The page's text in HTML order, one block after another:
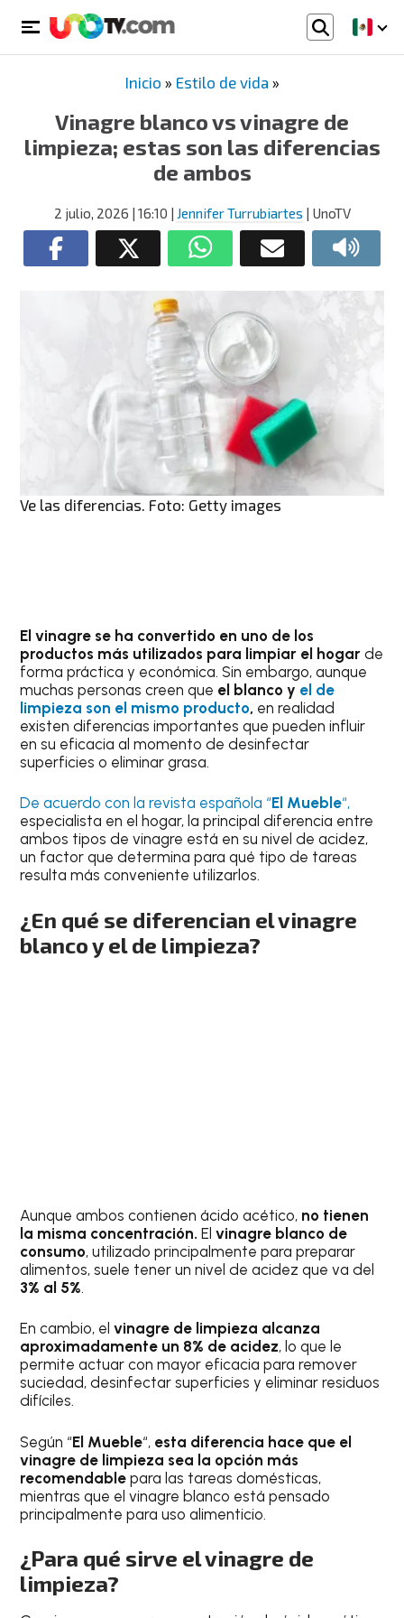
Inicio » Estilo de vida »
Vinagre blanco vs vinagre de
limpieza; estas son las diferencias
de ambos
2 julio, 2026 | 16:10 | Jennifer Turrubiartes | UnoTV
Ve las diferencias. Foto: Getty images
El vinagre se ha convertido en uno de los
productos más utilizados para limpiar el hogarde
forma práctica y económica. Sin embargo, aunque
muchas personas creen que el blanco y el de
limpieza son el mismo producto, en realidad
existen diferencias importantes que pueden influir
en su eficacia al momento de desinfectar
superficies o eliminar grasa.
De acuerdo con la revista española “El Mueble“,
especialista en el hogar, la principal diferencia entre
ambos tipos de vinagre está en su nivel de acidez,
un factor que determina para qué tipo de tareas
resulta más conveniente utilizarlos.
¿En qué se diferencian el vinagre
blanco y el de limpieza?
Aunque ambos contienen ácido acético, no tienen
la misma concentración. Elvinagre blanco de
consumo, utilizado principalmente para preparar
alimentos, suele tener un nivel de acidez que va del
3% al 5%.
En cambio, elvinagre de limpieza alcanza
aproximadamente un 8% de acidez, lo que le
permite actuar con mayor eficacia para remover
suciedad, desinfectar superficies y eliminar residuos
difíciles.
Según “El Mueble“, esta diferencia hace que el
vinagre de limpieza sea la opción más
recomendablepara las tareas domésticas,
mientras que el vinagre blanco está pensado
principalmente para uso alimenticio.
¿Para qué sirve el vinagre de
limpieza?